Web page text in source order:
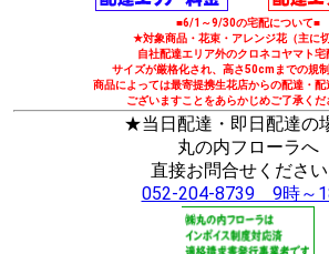
■6/1～9/30の宅配について■
★対象商品・花束・アレンジ花（主に
自社配達エリア外のクロネコヤマト宅
サイズが厳格化され、高さ50cmまでの規
商品によっては最寄提携生花店からの配達・配
ございますことをあらかじめご了承くだ
★当日配達・即日配達の
丸の内フローラへ
直接お問合せください
052-204-8739 9時～